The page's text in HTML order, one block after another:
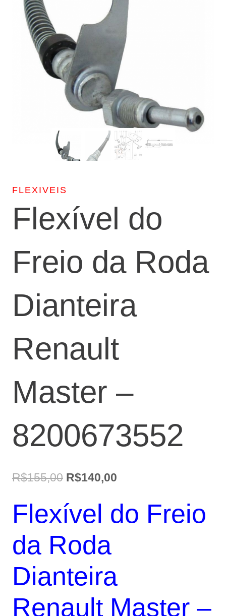
FLEXIVEIS
Flexível do
Freio da Roda
Dianteira
Renault
Master –
8200673552
R$155,00 O
original
R$155,00.
R$140,00
atual
Flexível do Freio
da Roda
Dianteira
Renault Master –